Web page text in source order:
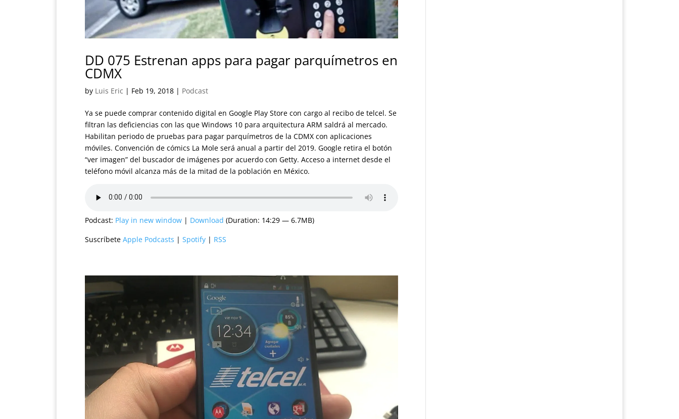
DD 075 Estrenan apps para pagar parquímetros en
CDMX
by Luis Eric | Feb 19, 2018 | Podcast
Ya se puede comprar contenido digital en Google Play Store con cargo al recibo de telcel. Se
filtran las deficiencias con las que Windows 10 para arquitectura ARM saldrá al mercado.
Habilitan periodo de pruebas para pagar parquímetros de la CDMX con aplicaciones
móviles. Convención de cómics La Mole será anual a partir del 2019. Google retira el botón
“ver imagen” del buscador de imágenes por acuerdo con Getty. Acceso a internet desde el
teléfono móvil alcanza más de la mitad de la población en México.
Podcast: Play in new window | Download (Duration: 14:29 — 6.7MB)
Suscríbete Apple Podcasts | Spotify | RSS